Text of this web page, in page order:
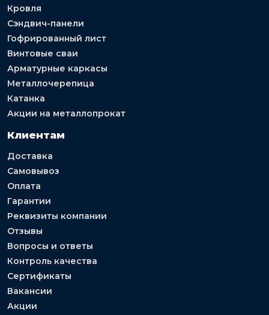
Кровля
Сэндвич-панели
Гофрированный лист
Винтовые сваи
Арматурные каркасы
Металлочерепица
Катанка
Акции на металлопрокат
Клиентам
Доставка
Самовывоз
Оплата
Гарантии
Реквизиты компании
Отзывы
Вопросы и ответы
Контроль качества
Сертификаты
Вакансии
Акции